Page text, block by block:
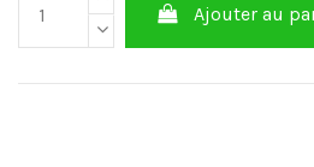
Ajouter au